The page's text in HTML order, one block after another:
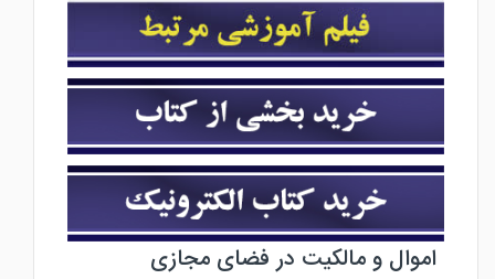
اموال و مالکیت در فضای مجازی